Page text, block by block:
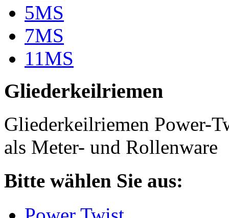
5MS
7MS
11MS
Gliederkeilriemen
Gliederkeilriemen Power-
als Meter- und Rollenware
Bitte wählen Sie aus: